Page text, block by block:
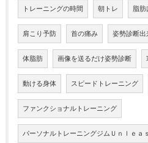
トレーニングの時間 朝トレ 脂肪
肩こり予防 首の痛み 姿勢診断出
体脂肪 画像を送るだけ姿勢診断
動ける身体 スピードトレーニング
ファンクショナルトレーニング
パーソナルトレーニングジムＵｎｌｅａ